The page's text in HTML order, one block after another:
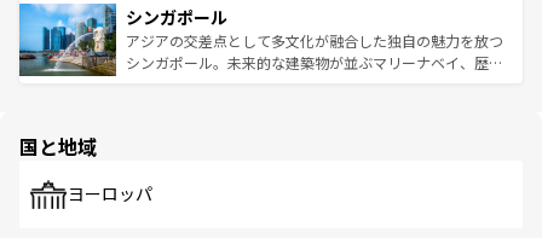
参照してほしい。
激する。気候は一年中温暖で、どの季節にも異なる楽しみ
が待っている。親しみやすいタイの人々、仏教を中心とし
た文化、そして多様な観光資源が、訪れる旅人を魅了し続
み、どこを訪れても感動するはず。観光スポットが密集し
ており、効率よく見どころを回れるのも魅力。息をのむよ
うな絶景から文化的な体験まで、香港を存分に楽しみ尽く
シンガポール
アジアの交差点として多文化が融合した独自の魅力を放つ
シンガポール。未来的な建築物が並ぶマリーナベイ、歴史
で、ホーカーズは地元の風情を楽しめる外せないスポット
国と地域
ヨーロッパ